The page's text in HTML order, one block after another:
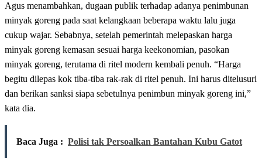
Agus menambahkan, dugaan publik terhadap adanya penimbunan
minyak goreng pada saat kelangkaan beberapa waktu lalu juga
cukup wajar. Sebabnya, setelah pemerintah melepaskan harga
minyak goreng kemasan sesuai harga keekonomian, pasokan
minyak goreng, terutama di ritel modern kembali penuh. “Harga
begitu dilepas kok tiba-tiba rak-rak di ritel penuh. Ini harus ditelusuri
dan berikan sanksi siapa sebetulnya penimbun minyak goreng ini,”
kata dia.
Baca Juga : Polisi tak Persoalkan Bantahan Kubu Gatot